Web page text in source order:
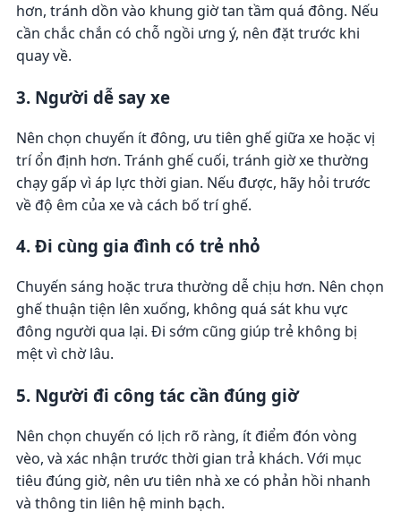
hơn, tránh dồn vào khung giờ tan tầm quá đông. Nếu
cần chắc chắn có chỗ ngồi ưng ý, nên đặt trước khi
quay về.
3. Người dễ say xe
Nên chọn chuyến ít đông, ưu tiên ghế giữa xe hoặc vị
trí ổn định hơn. Tránh ghế cuối, tránh giờ xe thường
chạy gấp vì áp lực thời gian. Nếu được, hãy hỏi trước
về độ êm của xe và cách bố trí ghế.
4. Đi cùng gia đình có trẻ nhỏ
Chuyến sáng hoặc trưa thường dễ chịu hơn. Nên chọn
ghế thuận tiện lên xuống, không quá sát khu vực
đông người qua lại. Đi sớm cũng giúp trẻ không bị
mệt vì chờ lâu.
5. Người đi công tác cần đúng giờ
Nên chọn chuyến có lịch rõ ràng, ít điểm đón vòng
vèo, và xác nhận trước thời gian trả khách. Với mục
tiêu đúng giờ, nên ưu tiên nhà xe có phản hồi nhanh
và thông tin liên hệ minh bạch.